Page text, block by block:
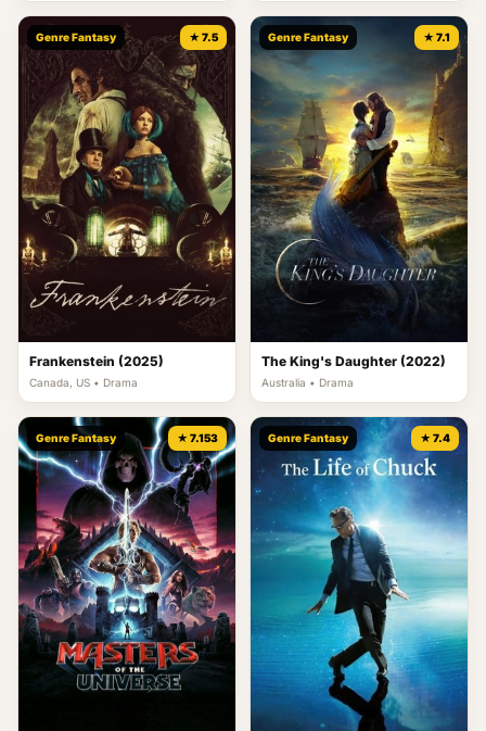
Genre Fantasy ★ 7.5
Frankenstein (2025)
Canada, US • Drama
Genre Fantasy ★ 7.1
The King's Daughter (2022)
Australia • Drama
Genre Fantasy ★ 7.153 Genre Fantasy ★ 7.4